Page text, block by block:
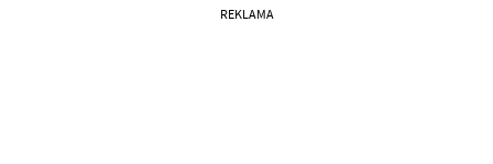
REKLAMA